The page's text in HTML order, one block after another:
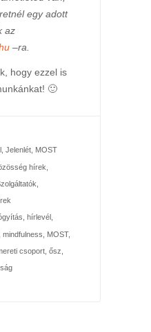
egy adott
az
–ra.
hogy ezzel is
🙂
, Jelenlét, MOST
hírek
hírlevél,
mindfulness MOST,
csoport, ősz